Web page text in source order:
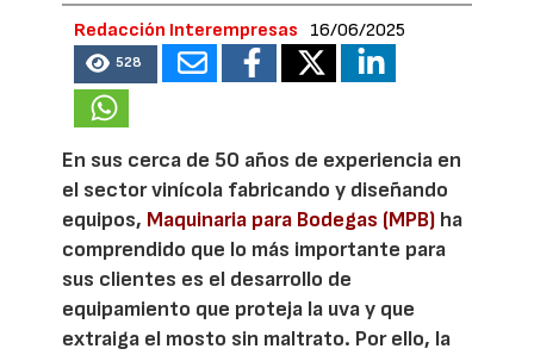
Redacción Interempresas 16/06/2025
528
En sus cerca de 50 años de experiencia en
el sector vinícola fabricando y diseñando
equipos, Maquinaria para Bodegas (MPB) ha
comprendido que lo más importante para
sus clientes es el desarrollo de
equipamiento que proteja la uva y que
extraiga el mosto sin maltrato. Por ello, la